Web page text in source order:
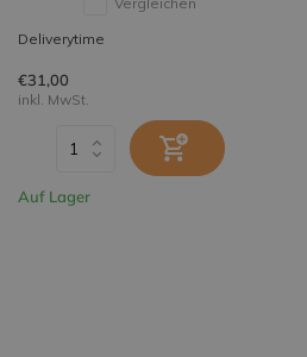
Deliverytime
€31,00
inkl. MwSt.
Auf Lager